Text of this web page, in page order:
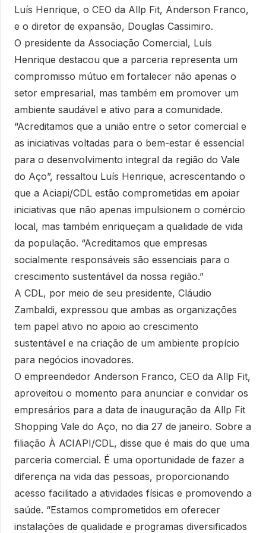
Luís Henrique, o CEO da Allp Fit, Anderson Franco,
e o diretor de expansão, Douglas Cassimiro.
O presidente da Associação Comercial, Luís
Henrique destacou que a parceria representa um
compromisso mútuo em fortalecer não apenas o
setor empresarial, mas também em promover um
ambiente saudável e ativo para a comunidade.
“Acreditamos que a união entre o setor comercial e
as iniciativas voltadas para o bem-estar é essencial
para o desenvolvimento integral da região do Vale
do Aço”, ressaltou Luís Henrique, acrescentando o
que a Aciapi/CDL estão comprometidas em apoiar
iniciativas que não apenas impulsionem o comércio
local, mas também enriqueçam a qualidade de vida
da população. “Acreditamos que empresas
socialmente responsáveis são essenciais para o
crescimento sustentável da nossa região.”
A CDL, por meio de seu presidente, Cláudio
Zambaldi, expressou que ambas as organizações
tem papel ativo no apoio ao crescimento
sustentável e na criação de um ambiente propício
para negócios inovadores.
O empreendedor Anderson Franco, CEO da Allp Fit,
aproveitou o momento para anunciar e convidar os
empresários para a data de inauguração da Allp Fit
Shopping Vale do Aço, no dia 27 de janeiro. Sobre a
filiação À ACIAPI/CDL, disse que é mais do que uma
parceria comercial. É uma oportunidade de fazer a
diferença na vida das pessoas, proporcionando
acesso facilitado a atividades físicas e promovendo a
saúde. “Estamos comprometidos em oferecer
instalações de qualidade e programas diversificados